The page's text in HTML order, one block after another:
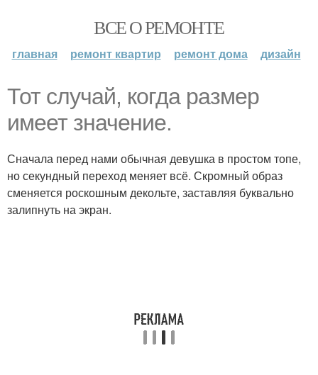
ВСЕ О РЕМОНТЕ
главная ремонт квартир ремонт дома дизайн
Тот случай, когда размер
имеет значение.
Сначала перед нами обычная девушка в простом топе,
но секундный переход меняет всё. Скромный образ
сменяется роскошным декольте, заставляя буквально
залипнуть на экран.